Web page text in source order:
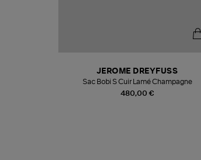
480,00 €
JEROME DREYFUSS
Sac Bobi S Cuir Lamé Champagne